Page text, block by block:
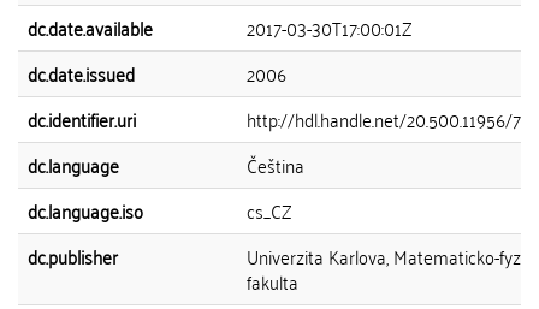
dc.date.available
2017-03-30T17:00:01Z
dc.date.issued
2006
dc.identifier.uri
http://hdl.handle.net/20.500.11956/
dc.language
Čeština
dc.language.iso
cs_CZ
dc.publisher
Univerzita Karlova, Matematicko-
fakulta